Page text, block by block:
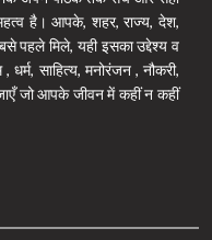
है। आपके, शहर, राज्य, देश,
पहले मिले, यही इसका उद्देश्य व
साहित्य, मनोरंजन , नौकरी,
जो आपके जीवन में कहीं न कहीं